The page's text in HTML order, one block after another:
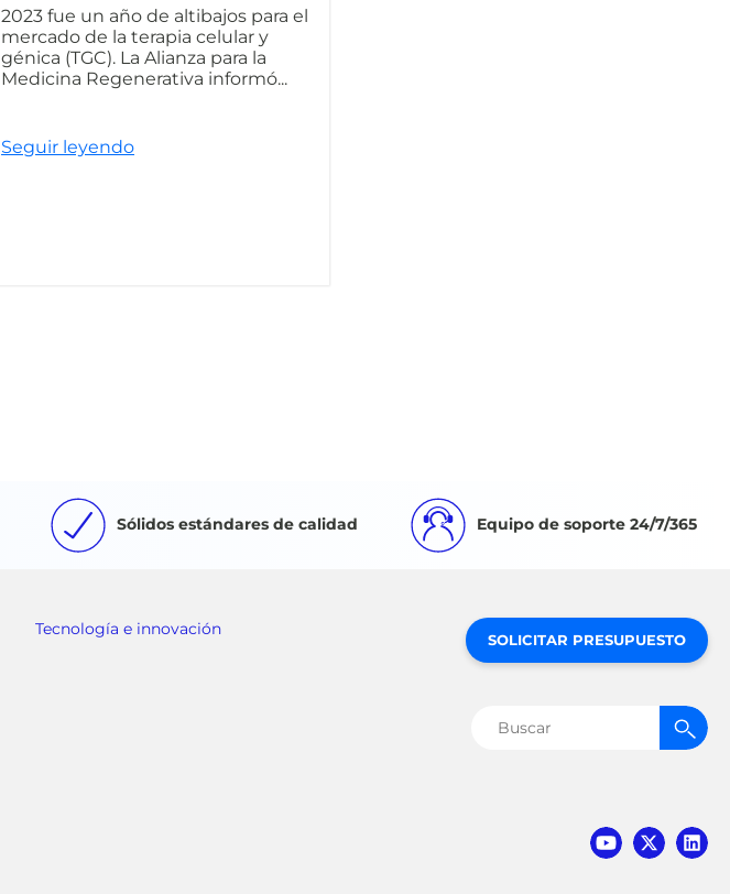
2023 fue un año de altibajos para el
mercado de la terapia celular y
génica (TGC). La Alianza para la
Medicina Regenerativa informó...
Seguir leyendo
Sólidos estándares de calidad Equipo de soporte 24/7/365
Tecnología e innovación
SOLICITAR PRESUPUESTO
Buscar: